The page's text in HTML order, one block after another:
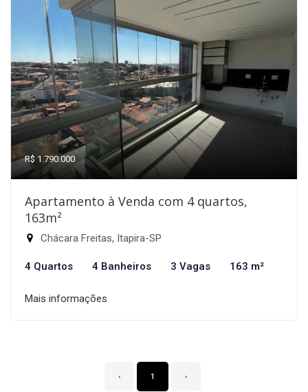
R$ 1.790.000
Apartamento à Venda com 4 quartos,
163m²
Chácara Freitas, Itapira-SP
4 Quartos 4 Banheiros 3 Vagas 163 m²
Mais informações
‹ 1 ›